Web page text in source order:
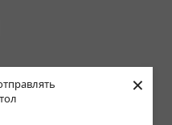
×
на дом в Бирюлёво